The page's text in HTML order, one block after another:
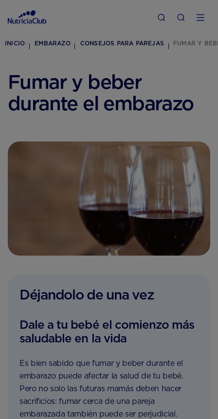
INICIO EMBARAZO CONSEJOS PARA PAREJAS FUMAR Y
Fumar y beber
durante el embarazo
Déjandolo de una vez
Dale a tu bebé el comienzo más
saludable en la vida
Es bien sabido que fumar y beber durante el
embarazo puede afectar la salud de tu bebé.
Pero no solo las futuras mamás deben hacer
sacrificios: fumar cerca de una pareja
embarazada también puede ser perjudicial.